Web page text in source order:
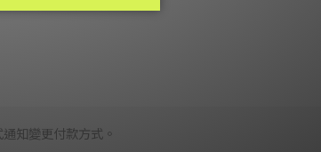
知變更付款方式。